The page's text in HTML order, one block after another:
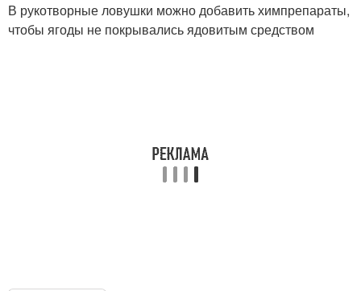
В рукотворные ловушки можно добавить химпрепараты,
чтобы ягоды не покрывались ядовитым средством